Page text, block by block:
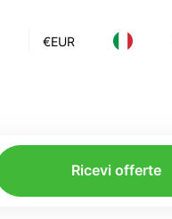
€EUR
Ricevi offerte